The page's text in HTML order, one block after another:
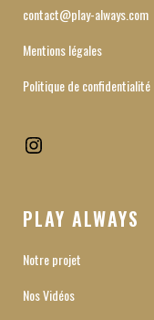
contact@play-always.com
Mentions légales
Politique de confidentialité
PLAY ALWAYS
Notre projet
Nos Vidéos